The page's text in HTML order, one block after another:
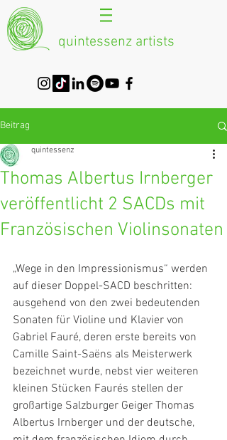
quintessenz artists
Beitrag
Thomas Albertus Irnberger
veröffentlicht 2 SACDs mit
Französischen Violinsonaten
quintessenz
„Wege in den Impressionismus“ werden
auf dieser Doppel-SACD beschritten:
ausgehend von den zwei bedeutenden
Sonaten für Violine und Klavier von
Gabriel Fauré, deren erste bereits von
Camille Saint-Saëns als Meisterwerk
bezeichnet wurde, nebst vier weiteren
kleinen Stücken Faurés stellen der
großartige Salzburger Geiger Thomas
Albertus Irnberger und der deutsche,